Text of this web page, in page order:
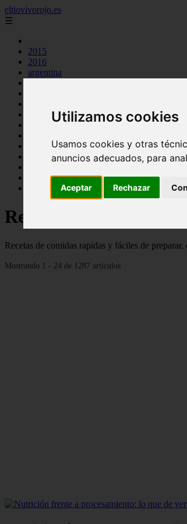
Utilizamos cookies
Usamos cookies y otras
anuncios adecuados, para
Aceptar Rechazar
eltiovivorojo.es
☰
2015
2016
argentina
huevos
mariscos
postres
producto
venezuela
Recetas faciles y rápidas
Recetas de comidas rapidas y fáciles de
Mostrando 1 - 24 de 1287 artículos